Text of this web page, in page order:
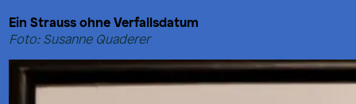
Ein Strauss ohne Verfallsdatum
Foto: Susanne Quaderer